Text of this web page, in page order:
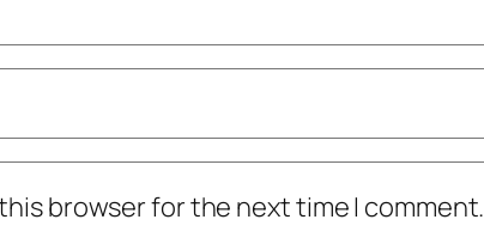
browser for the next time I comment.